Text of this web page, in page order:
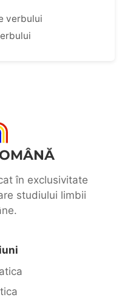
verbului
în exclusivitate
studiului limbii